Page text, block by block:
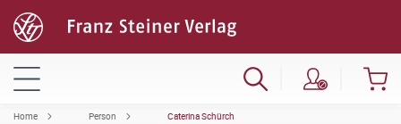
Home Person Caterina Schürch